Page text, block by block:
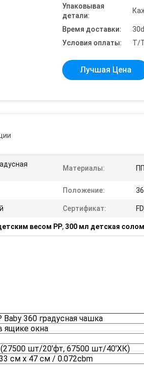
Упаковывая
детали:
Время доставки:
Условия оплаты:
T/
Лучшая Цена
Материалы:
Положение:
Сертификат:
весом PP, 300 мл детская
Baby 360 градусная чашка
ящике окна
шт/20'фт, 67500 шт/40'ХК)
см х 47 см / 0.072cbm